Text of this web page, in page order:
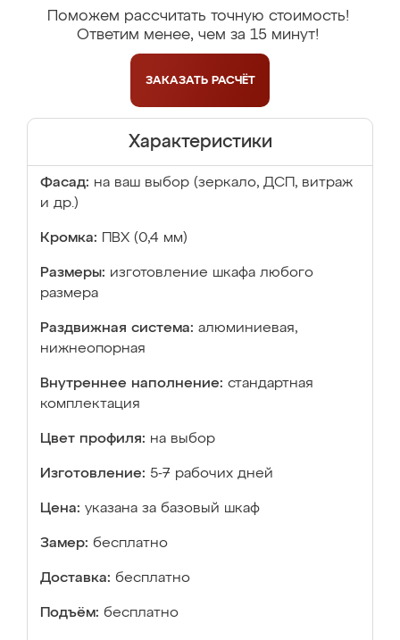
Поможем рассчитать точную стоимость!
Ответим менее, чем за 15 минут!
ЗАКАЗАТЬ РАСЧЁТ
Характеристики
Фасад: на ваш выбор (зеркало, ДСП, витраж
и др.)
Кромка: ПВХ (0,4 мм)
Размеры: изготовление шкафа любого
размера
Раздвижная система: алюминиевая,
нижнеопорная
Внутреннее наполнение: стандартная
комплектация
Цвет профиля: на выбор
Изготовление: 5-7 рабочих дней
Цена: указана за базовый шкаф
Замер: бесплатно
Доставка: бесплатно
Подъём: бесплатно